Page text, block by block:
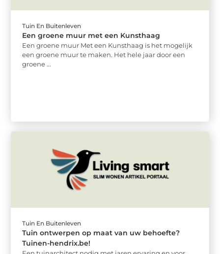
Tuin En Buitenleven
Een groene muur met een Kunsthaag
Een groene muur Met een Kunsthaag is het mogelijk
een groene muur te maken. Het hele jaar door een
groene ...
Tuin En Buitenleven
Tuin ontwerpen op maat van uw behoefte?
Tuinen-hendrix.be!